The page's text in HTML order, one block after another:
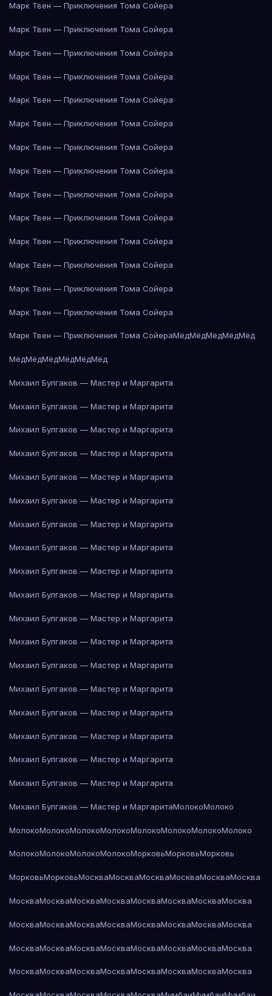
Марк Твен — Приключения Тома Сойера
Марк Твен — Приключения Тома Сойера
Марк Твен — Приключения Тома Сойера
Марк Твен — Приключения Тома Сойера
Марк Твен — Приключения Тома Сойера
Марк Твен — Приключения Тома Сойера
Марк Твен — Приключения Тома Сойера
Марк Твен — Приключения Тома Сойера
Марк Твен — Приключения Тома Сойера
Марк Твен — Приключения Тома Сойера
Марк Твен — Приключения Тома Сойера
Марк Твен — Приключения Тома Сойера
Марк Твен — Приключения Тома Сойера
Марк Твен — Приключения Тома Сойера
Марк Твен — Приключения Тома СойераМёдМёдМёдМёдМёд
МёдМёдМёдМёдМёдМёд
Михаил Булгаков — Мастер и Маргарита
Михаил Булгаков — Мастер и Маргарита
Михаил Булгаков — Мастер и Маргарита
Михаил Булгаков — Мастер и Маргарита
Михаил Булгаков — Мастер и Маргарита
Михаил Булгаков — Мастер и Маргарита
Михаил Булгаков — Мастер и Маргарита
Михаил Булгаков — Мастер и Маргарита
Михаил Булгаков — Мастер и Маргарита
Михаил Булгаков — Мастер и Маргарита
Михаил Булгаков — Мастер и Маргарита
Михаил Булгаков — Мастер и Маргарита
Михаил Булгаков — Мастер и Маргарита
Михаил Булгаков — Мастер и Маргарита
Михаил Булгаков — Мастер и Маргарита
Михаил Булгаков — Мастер и Маргарита
Михаил Булгаков — Мастер и Маргарита
Михаил Булгаков — Мастер и Маргарита
Михаил Булгаков — Мастер и МаргаритаМолокоМолоко
МолокоМолокоМолокоМолокоМолокоМолокоМолокоМолоко
МолокоМолокоМолокоМолокоМорковьМорковьМорковь
МорковьМорковьМоскваМоскваМоскваМоскваМоскваМосква
МоскваМоскваМоскваМоскваМоскваМоскваМоскваМосква
МоскваМоскваМоскваМоскваМоскваМоскваМоскваМосква
МоскваМоскваМоскваМоскваМоскваМоскваМоскваМосква
МоскваМоскваМоскваМоскваМоскваМоскваМоскваМосква